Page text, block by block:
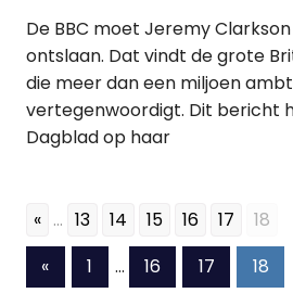
De BBC moet Jeremy
ontslaan. Dat vindt de grote
die meer dan een miljoen
vertegenwoordigt. Dit bericht
Dagblad op haar
« ... 13 14 15 16 17 18
Berichten
«Vorige1 … 16 17 18